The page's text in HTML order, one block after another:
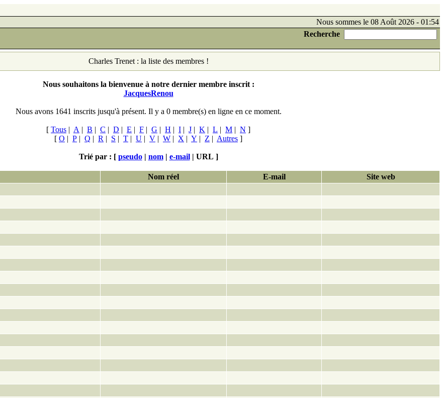
Nous sommes le 08 Août 2026 - 01:54
Recherche
Charles Trenet : la liste des membres !
Nous souhaitons la bienvenue à notre dernier membre inscrit :
JacquesRenou
Nous avons 1641 inscrits jusqu'à présent. Il y a 0 membre(s) en ligne en ce moment.
[ Tous | A | B | C | D | E | F | G | H | I | J | K | L | M | N ]
[ O | P | Q | R | S | T | U | V | W | X | Y | Z | Autres ]
Trié par : [ pseudo| nom| e-mail| URL ]
Nom réel E-mail
Site web